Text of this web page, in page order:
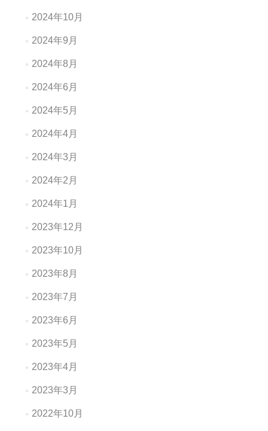
2024年10月
2024年9月
2024年8月
2024年6月
2024年5月
2024年4月
2024年3月
2024年2月
2024年1月
2023年12月
2023年10月
2023年8月
2023年7月
2023年6月
2023年5月
2023年4月
2023年3月
2022年10月